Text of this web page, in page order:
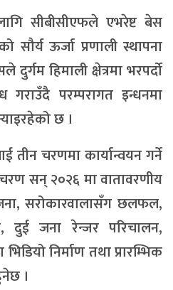
सीबीसीएफले एभरेष्ट बेस
सौर्य ऊर्जा प्रणाली स्थापना
हिमाली क्षेत्रमा भरपर्दो
परम्परागत इन्धनमा
छ ।
तीन चरणमा कार्यान्वयन गर्ने
सन् २०२६ मा वातावरणीय
सरोकारवालासँग छलफल,
दुई जना रेन्जर परिचालन,
निर्माण तथा प्रारम्भिक
।